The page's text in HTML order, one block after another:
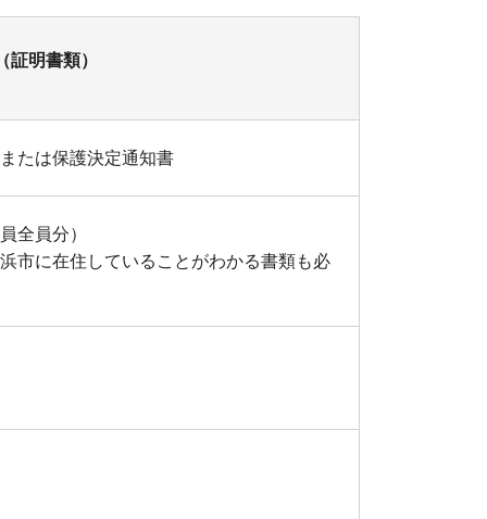
証明書類）
たは保護決定通知書
全員分）
市に在住していることがわかる書類も必